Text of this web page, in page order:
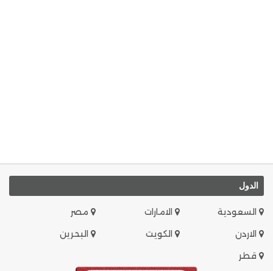
الدول
السعودية الامارات
مصر
الاردن
الكويت
البحرين
قطر